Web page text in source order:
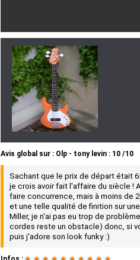
Avis global sur : Olp - tony levin : 10 /10
Sachant que le prix de départ était
je crois avoir fait l'affaire du siècle !
faire concurrence, mais à moins de
et une telle qualité de finition sur
Miller, je n'ai pas eu trop de
cordes reste un obstacle) donc, si
puis j'adore son look funky :)